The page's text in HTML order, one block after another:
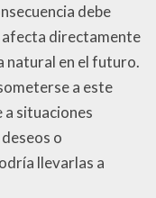
debe
afecta directamente
natural en el futuro.
a este
situaciones
o
llevarlas a